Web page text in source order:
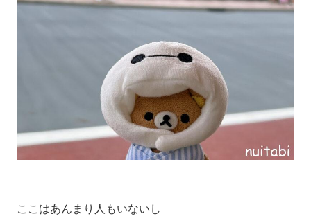
ここはあんまり人もいないし